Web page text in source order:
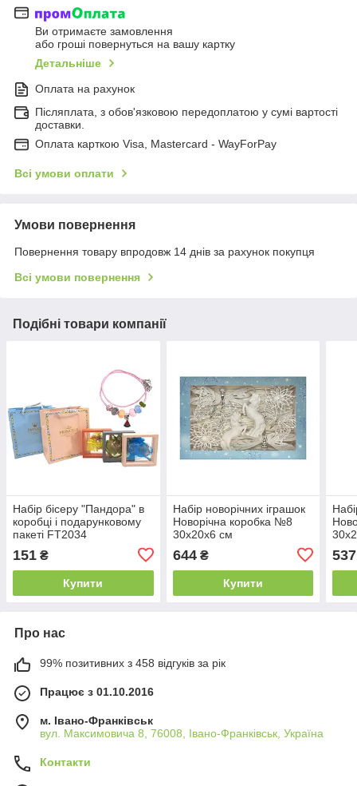
Ви отримаєте замовлення
або гроші повернуться на вашу картку
Детальніше
Оплата на рахунок
Післяплата, з обов'язковою передоплатою у сумі вартості
доставки.
Оплата карткою Visa, Mastercard - WayForPay
Всі умови оплати
Умови повернення
Повернення товару впродовж 14 днів за рахунок покупця
Всі умови повернення
Подібні товари компанії
Набір бісеру "Пандора" в
коробці і подарунковому
пакеті FT2034
151 ₴
Купити
Набір новорічних іграшок
Новорічна коробка №8
30x20x6 см
644₴
Купити
537
Про нас
99% позитивних з 458 відгуків за рік
Працює з 01.10.2016
м. Івано-Франківськ
вул. Максимовича 8, 76008, Івано-Франківськ, Україна
Контакти